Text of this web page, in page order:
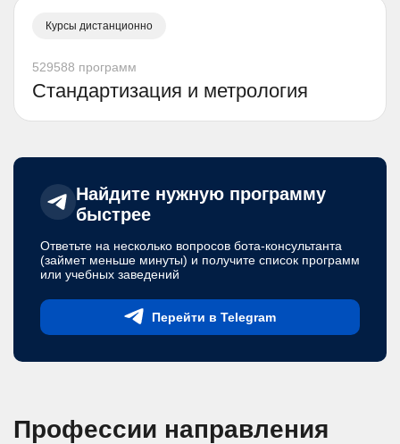
Курсы дистанционно
529588 программ
Стандартизация и метрология
Найдите нужную программу
быстрее
Ответьте на несколько вопросов бота-консультанта
(займет меньше минуты) и получите список программ
или учебных заведений
Перейти в Telegram
Профессии направления